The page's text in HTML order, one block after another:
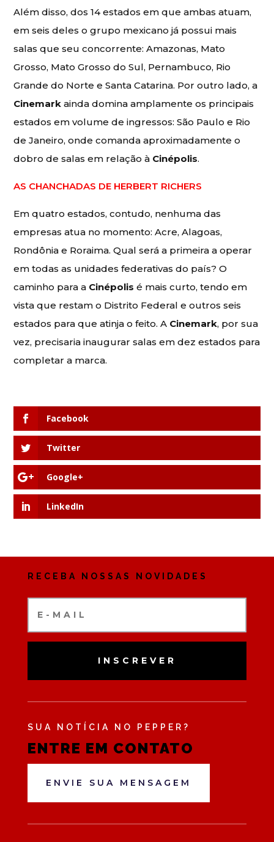
Além disso, dos 14 estados em que ambas atuam,
em seis deles o grupo mexicano já possui mais
salas que seu concorrente: Amazonas, Mato
Grosso, Mato Grosso do Sul, Pernambuco, Rio
Grande do Norte e Santa Catarina. Por outro lado, a
Cinemark ainda domina amplamente os principais
estados em volume de ingressos: São Paulo e Rio
de Janeiro, onde comanda aproximadamente o
dobro de salas em relação à Cinépolis.
AS CHANCHADAS DE HERBERT RICHERS
Em quatro estados, contudo, nenhuma das
empresas atua no momento: Acre, Alagoas,
Rondônia e Roraima. Qual será a primeira a operar
em todas as unidades federativas do país? O
caminho para a Cinépolis é mais curto, tendo em
vista que restam o Distrito Federal e outros seis
estados para que atinja o feito. A Cinemark, por sua
vez, precisaria inaugurar salas em dez estados para
completar a marca.
Facebook
Twitter
Google+
LinkedIn
RECEBA NOSSAS NOVIDADES
INSCREVER
SUA NOTÍCIA NO PEPPER?
ENTRE EM CONTATO
ENVIE SUA MENSAGEM